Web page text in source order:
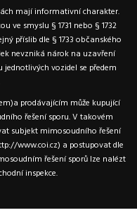
mají informativní charakter.
ve smyslu § 1731 nebo § 1732
příslib dle § 1733 občanského
nevzniká nárok na uzavření
vozidel se předem
prodávajícím může kupující
řešení sporu. V takovém
subjekt mimosoudního řešení
www.coi.cz) a postupovat dle
řešení sporů lze nalézt
inspekce.